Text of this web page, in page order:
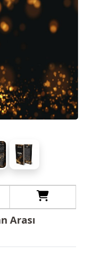
Arası